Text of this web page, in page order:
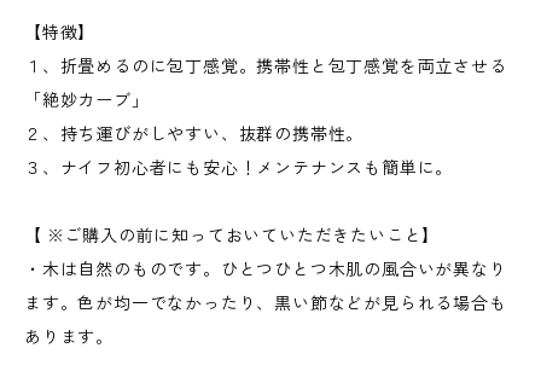
【特徴】
１、折畳めるのに包丁感覚。携帯性と包丁感覚を両立させる
「絶妙カーブ」
２、持ち運びがしやすい、抜群の携帯性。
３、ナイフ初心者にも安心！メンテナンスも簡単に。
【 ※ご購入の前に知っておいていただきたいこと】
・木は自然のものです。ひとつひとつ木肌の風合いが異なり
ます。色が均一でなかったり、黒い節などが見られる場合も
あります。